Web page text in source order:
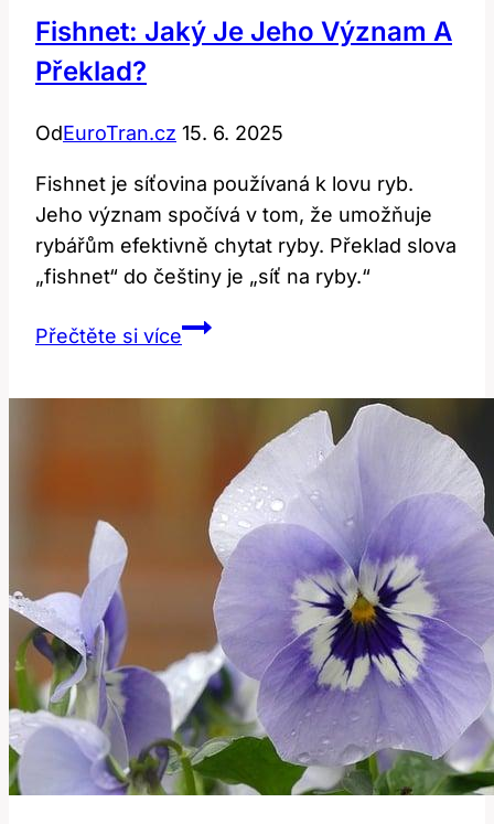
Fishnet: Jaký Je Jeho Význam A
Překlad?
OdEuroTran.cz 15. 6. 2025
Fishnet je síťovina používaná k lovu ryb.
Jeho význam spočívá v tom, že umožňuje
rybářům efektivně chytat ryby. Překlad slova
„fishnet“ do češtiny je „síť na ryby.“
Přečtěte si víceFishnet:
význam
překlad?